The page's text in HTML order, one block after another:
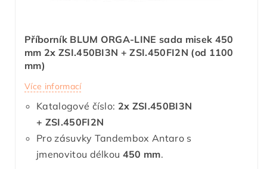
Příborník BLUM ORGA-LINE sada misek 450
mm 2x ZSI.450BI3N + ZSI.450FI2N (od 1100
mm)
Více informací
Katalogové číslo: 2x ZSI.450BI3N
+ ZSI.450FI2N
Pro zásuvky Tandembox Antaro s
jmenovitou délkou 450 mm.